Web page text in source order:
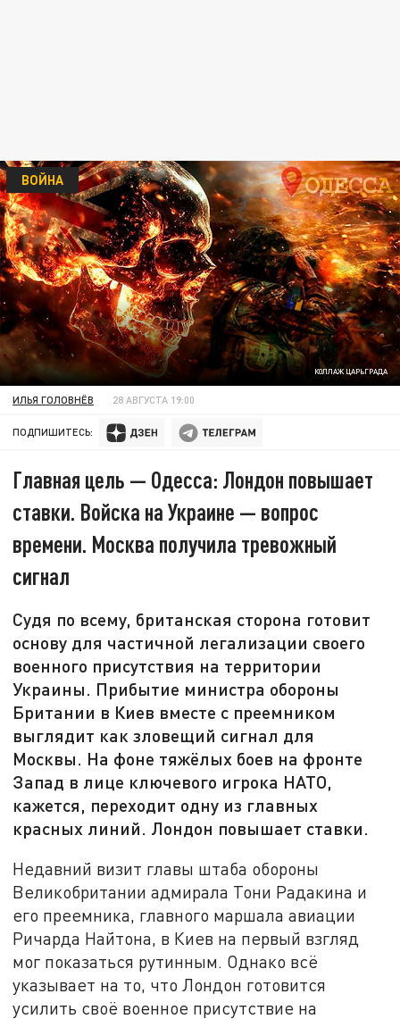
КОЛЛАЖ ЦАРЬГРАДА
ВОЙНА
ИЛЬЯ ГОЛОВНЁВ 28 АВГУСТА 19:00
ПОДПИШИТЕСЬ:
Главная цель — Одесса: Лондон повышает
ставки. Войска на Украине — вопрос
времени. Москва получила тревожный
сигнал
Судя по всему, британская сторона готовит
основу для частичной легализации своего
военного присутствия на территории
Украины. Прибытие министра обороны
Британии в Киев вместе с преемником
выглядит как зловещий сигнал для
Москвы. На фоне тяжёлых боев на фронте
Запад в лице ключевого игрока НАТО,
кажется, переходит одну из главных
красных линий. Лондон повышает ставки.
Недавний визит главы штаба обороны
Великобритании адмирала Тони Радакина и
его преемника, главного маршала авиации
Ричарда Найтона, в Киев на первый взгляд
мог показаться рутинным. Однако всё
указывает на то, что Лондон готовится
усилить своё военное присутствие на